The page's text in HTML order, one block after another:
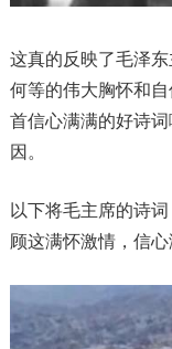
这真的反映了毛泽
何等的伟大胸怀和
首信心满满的好诗
因。
以下将毛主席的诗
顾这满怀激情，信心